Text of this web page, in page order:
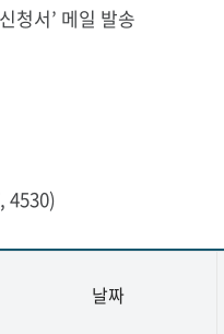
청서’ 메일 발송
4530)
날짜